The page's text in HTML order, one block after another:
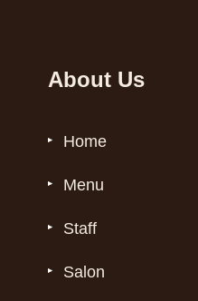
About Us
Home
Menu
Staff
Salon